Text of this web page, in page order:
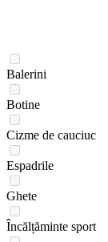
Balerini
Botine
Cizme de cauciuc
Espadrile
Ghete
Încălțăminte sport